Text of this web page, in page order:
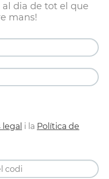
dia de tot el que
mans!
legal i la Política de